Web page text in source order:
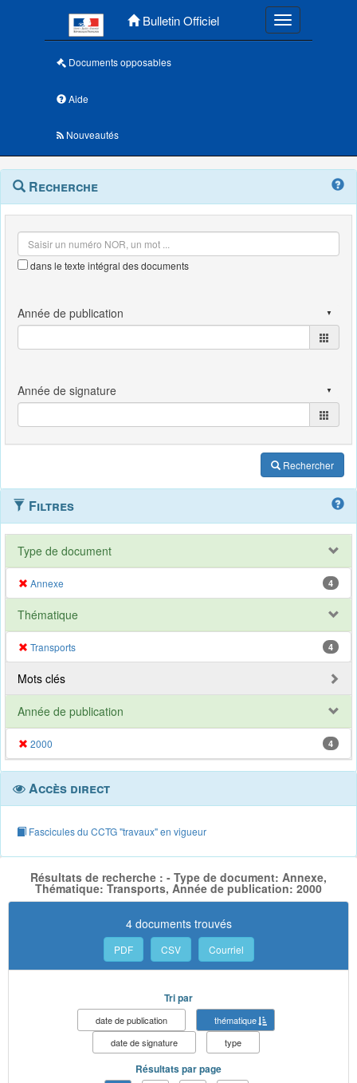
Bulletin Officiel Toggle
Documents opposables
Aide
Nouveautés
Navigation
outils
Menu
contextuel
Recherche
dans le texte intégral des documents
Rechercher
Filtres
Type de document
Annexe 4
Thématique
Transports 4
Mots clés
Année de publication
2000 4
Accès direct
Fascicules du CCTG "travaux" en vigueur
Résultats de recherche : - Type de document: Annexe,
Thématique: Transports, Année de publication: 2000
4 documents trouvés
PDF CSV Courriel
Tri par
date de publication
thématique
date de signature
type
Résultats par page